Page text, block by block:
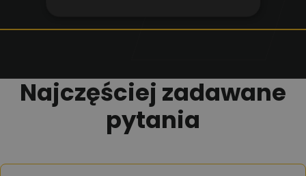
Najczęściej zadawane
pytania